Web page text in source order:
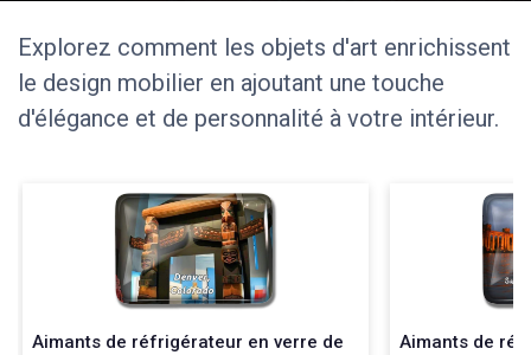
Explorez comment les objets d'art enrichissent
le design mobilier en ajoutant une touche
d'élégance et de personnalité à votre intérieur.
Aimants de réfrigérateur en verre de
Aimants de